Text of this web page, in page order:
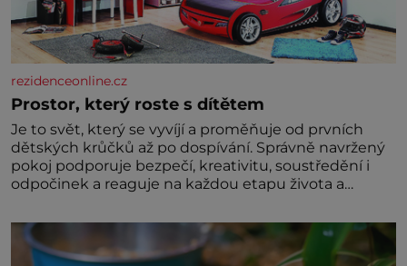
rezidenceonline.cz
Prostor, který roste s dítětem
Je to svět, který se vyvíjí a proměňuje od prvních
dětských krůčků až po dospívání. Správně navržený
pokoj podporuje bezpečí, kreativitu, soustředění i
odpočinek a reaguje na každou etapu života a
jednoduchost, měkkost a bezpečí, proto by pokoj
miminka měl působit především klidně a útulně.
Předškolní věk je